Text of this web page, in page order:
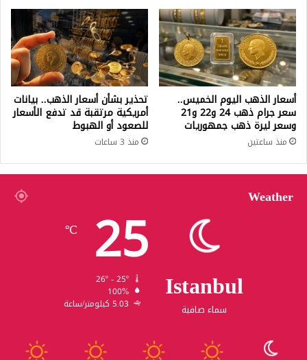
أسعار الذهب اليوم الخميس..
سعر جرام ذهب 24 و22 و21
وسعر ليرة ذهب جمهوريات
منذ ساعتين
تحذير بشأن أسعار الذهب.. بيانات
أمريكية مرتقبة قد تدفع الأسعار
للصعود أو الهبوط
منذ 3 ساعات
Weather
Istanbul
سماء صافية
25
℃
100%
5.03 كيلومتر/ساعة